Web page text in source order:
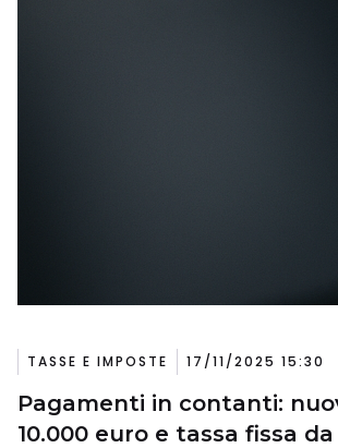
TASSE E IMPOSTE 17/11/2025 15:30
Pagamenti in contanti:
10.000 euro e tassa fissa